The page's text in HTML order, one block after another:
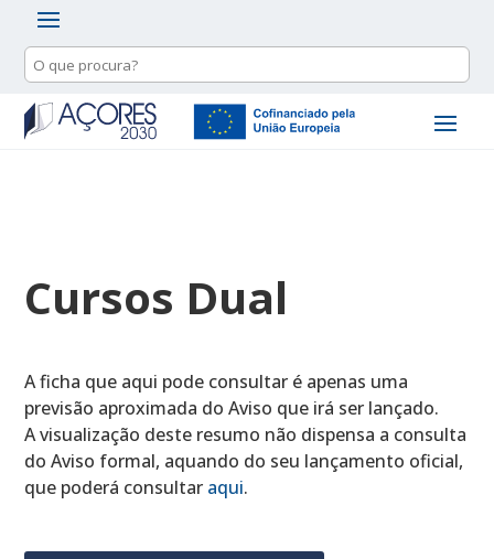
Cursos Dual
A ficha que aqui pode consultar é apenas uma
previsão aproximada do Aviso que irá ser lançado.
A visualização deste resumo não dispensa a consulta
do Aviso formal, aquando do seu lançamento oficial,
que poderá consultar aqui.